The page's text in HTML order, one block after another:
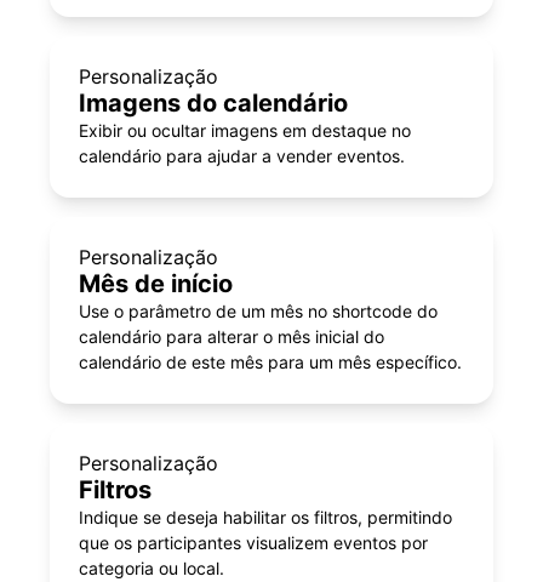
Personalização
Imagens do calendário
Exibir ou ocultar imagens em destaque no
calendário para ajudar a vender eventos.
Personalização
Mês de início
Use o parâmetro de um mês no shortcode do
calendário para alterar o mês inicial do
calendário de este mês para um mês específico.
Personalização
Filtros
Indique se deseja habilitar os filtros, permitindo
que os participantes visualizem eventos por
categoria ou local.